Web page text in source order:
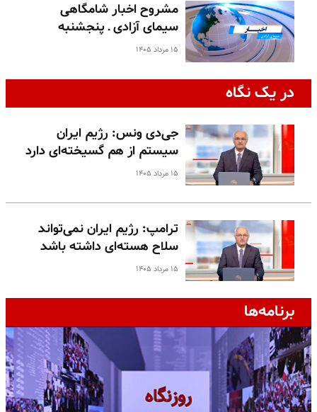
مشروح اخبار شامگاهی
سیمای آزادی ـ پنجشنبه
۱۵ مرداد ۱۴۰۵
در یک نگاه
جی‌دی ونس: رژیم ایران
سیستم از هم گسیخته‌ای دارد
۱۵ مرداد ۱۴۰۵
ترامپ: رژیم ایران نمی‌تواند
سلاح هسته‌ای داشته باشد
۱۵ مرداد ۱۴۰۵
برنامه‌ها